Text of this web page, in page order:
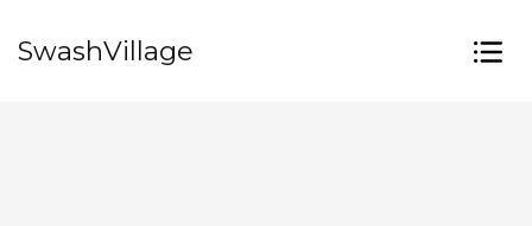
SwashVillage